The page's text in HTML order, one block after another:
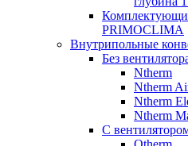
PRIMOCLIMA
Внутрипольные
Без
Ntherm
Ntherm
Ntherm
Ntherm
С